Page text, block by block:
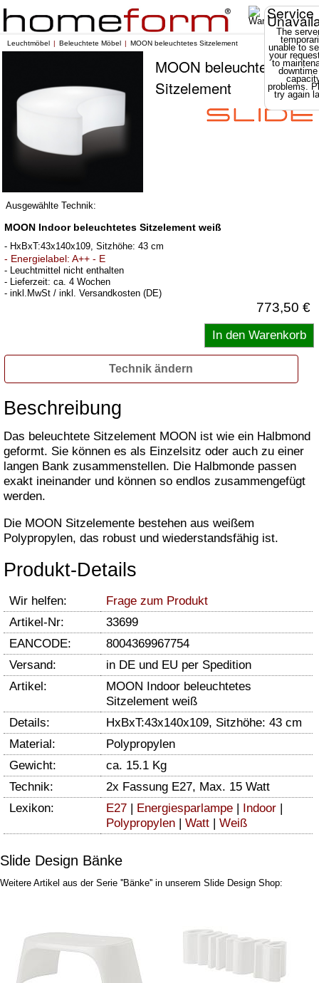
Service
The
unable to
your
to
problems.
try again
Leuchtmöbel Beleuchtete Möbel MOON beleuchtetes Sitzelement
MOON beleuchtetes
Sitzelement
Ausgewählte Technik:
MOON Indoor beleuchtetes Sitzelement weiß
- HxBxT:43x140x109, Sitzhöhe: 43 cm
- Energielabel: A++ - E
- Leuchtmittel nicht enthalten
- Lieferzeit: ca. 4 Wochen
- inkl.MwSt / inkl. Versandkosten (DE)
773,50 €
Technik ändern
Beschreibung
Das beleuchtete Sitzelement MOON ist wie ein Halbmond
geformt. Sie können es als Einzelsitz oder auch zu einer
langen Bank zusammenstellen. Die Halbmonde passen
exakt ineinander und können so endlos zusammengefügt
werden.
Die MOON Sitzelemente bestehen aus weißem
Polypropylen, das robust und wiederstandsfähig ist.
Produkt-Details
Wir helfen:
Frage zum Produkt
Artikel-Nr:
33699
EANCODE:
8004369967754
Versand:
in DE und EU per Spedition
Artikel:
MOON Indoor beleuchtetes
Sitzelement weiß
Details:
HxBxT:43x140x109, Sitzhöhe: 43 cm
Material:
Polypropylen
Gewicht:
ca. 15.1 Kg
Technik:
2x Fassung E27, Max. 15 Watt
Lexikon:
E27 Energiesparlampe Indoor
Polypropylen
Watt Weiß
Slide Design Bänke
Weitere Artikel aus der Serie ''Bänke'' in unserem Slide Design Shop: